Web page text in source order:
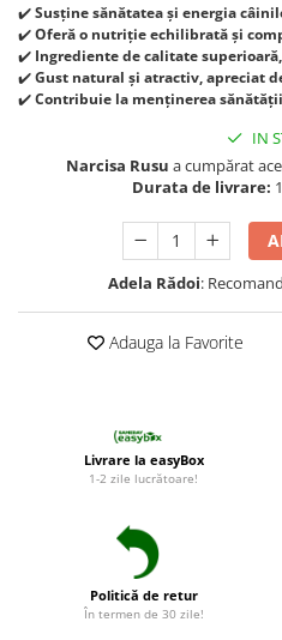
Suplimente și vitamine păsări și
găini
Antidiareice
Laxative
✔️Susține sănătatea și energia
✔️Oferă o nutriție echilibrată și
✔️ Ingrediente de calitate
✔️Gust natural și atractiv, apreciat
✔️Contribuie la menținerea
IN
Narcisa Rusu a cumpărat
Durata de livrare:
Adela Rădoi:
Adauga la Favorite
Livrare la easyBox
1-2 zile lucrătoare!
Politică de retur
În termen de 30 zile!